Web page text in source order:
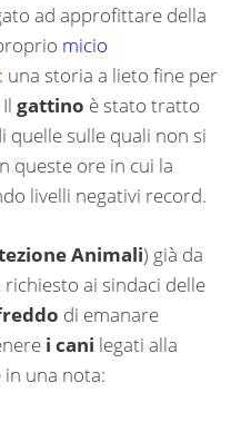
ad approfittare della
micio
: una storia a lieto fine per
gattino è stato tratto
quelle sulle quali non si
queste ore in cui la
livelli negativi record.
Animali) già da
ai sindaci delle
di emanare
i cani legati alla
in una nota: